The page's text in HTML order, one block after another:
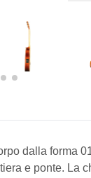
dalla forma
e ponte.